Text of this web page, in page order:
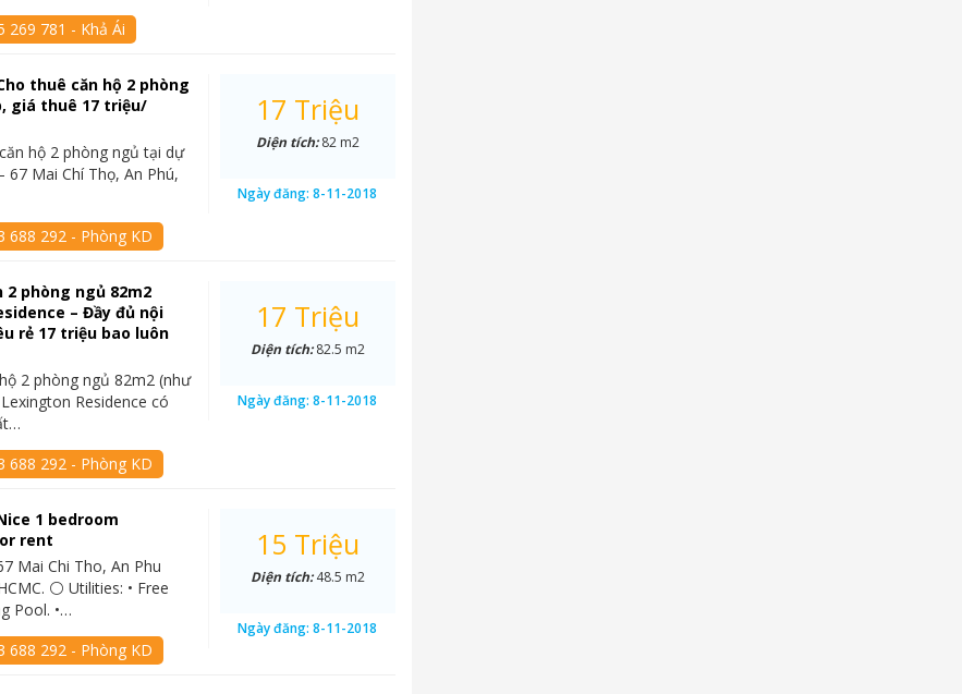
269 781 - Khả Ái
thuê căn hộ 2 phòng
giá thuê 17 triệu/
hộ 2 phòng ngủ tại dự
67 Mai Chí Thọ, An Phú,
688 292 - Phòng KD
17 Triệu
Diện tích:82 m2
Ngày đăng:8-11-2018
2 phòng ngủ 82m2
– Đầy đủ nội
rẻ 17 triệu bao luôn
2 phòng ngủ 82m2 (như
Residence có
688 292 - Phòng KD
17 Triệu
Diện tích:82.5 m2
Ngày đăng:8-11-2018
1 bedroom
rent
Mai Chi Tho, An Phu
⚪ Utilities: • Free
Pool. •…
688 292 - Phòng KD
15 Triệu
Diện tích:48.5 m2
Ngày đăng:8-11-2018